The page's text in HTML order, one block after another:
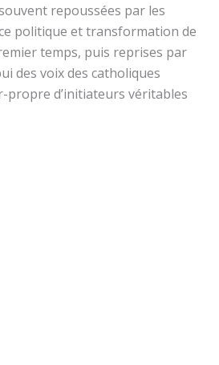
repoussées par les
politique et transformation de
temps, puis reprises par
des voix des catholiques
propre d’initiateurs véritables